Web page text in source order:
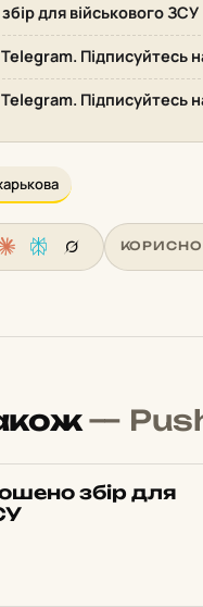
для військового ЗСУ
Підписуйтесь
Підписуйтесь
—
збір для